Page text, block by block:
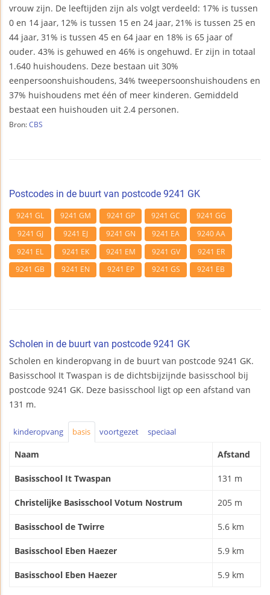
vrouw zijn. De leeftijden zijn als volgt verdeeld: 17% is tussen
0 en 14 jaar, 12% is tussen 15 en 24 jaar, 21% is tussen 25 en
44 jaar, 31% is tussen 45 en 64 jaar en 18% is 65 jaar of
ouder. 43% is gehuwed en 46% is ongehuwd. Er zijn in totaal
1.640 huishoudens. Deze bestaan uit 30%
eenpersoonshuishoudens, 34% tweepersoonshuishoudens en
37% huishoudens met één of meer kinderen. Gemiddeld
bestaat een huishouden uit 2.4 personen.
Bron: CBS
Postcodes in de buurt van postcode 9241 GK
9241 GL 9241 GM 9241 GP 9241 GC
9241 GG
9241 GJ
9241 EJ 9241 GN 9241 EA
9240 AA
9241 EL
9241 EK 9241 EM 9241 GV
9241 ER
9241 GB
9241 EN 9241 EP 9241 GS 9241 EB
Scholen in de buurt van postcode 9241 GK
Scholen en kinderopvang in de buurt van postcode 9241 GK.
Basisschool It Twaspan is de dichtsbijzijnde basisschool bij
postcode 9241 GK. Deze basisschool ligt op een afstand van
131 m.
kinderopvang basis voortgezet speciaal
Naam Afstand
Basisschool It Twaspan 131 m
Christelijke Basisschool Votum Nostrum 205 m
Basisschool de Twirre 5.6 km
Basisschool Eben Haezer 5.9 km
Basisschool Eben Haezer 5.9 km